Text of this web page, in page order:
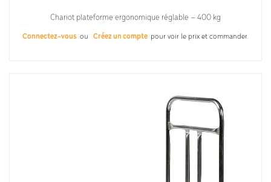
Chariot plateforme ergonomique réglable – 400 kg
Connectez-vous ou Créez un compte pour voir le prix et commander.